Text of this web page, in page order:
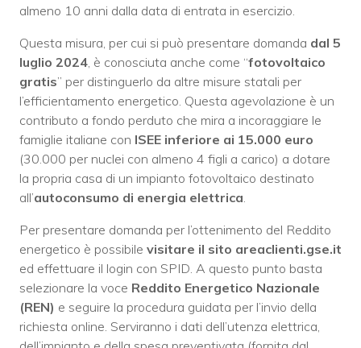
almeno 10 anni dalla data di entrata in esercizio.
Questa misura, per cui si può presentare domanda dal 5
luglio 2024, è conosciuta anche come “fotovoltaico
gratis” per distinguerlo da altre misure statali per
l’efficientamento energetico. Questa agevolazione è un
contributo a fondo perduto che mira a incoraggiare le
famiglie italiane con ISEE inferiore ai 15.000 euro
(30.000 per nuclei con almeno 4 figli a carico) a dotare
la propria casa di un impianto fotovoltaico destinato
all’autoconsumo di energia elettrica.
Per presentare domanda per l’ottenimento del Reddito
energetico è possibile visitare il sito areaclienti.gse.it
ed effettuare il login con SPID. A questo punto basta
selezionare la voce Reddito Energetico Nazionale
(REN) e seguire la procedura guidata per l’invio della
richiesta online. Serviranno i dati dell’utenza elettrica,